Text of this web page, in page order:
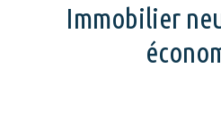
Immobilier